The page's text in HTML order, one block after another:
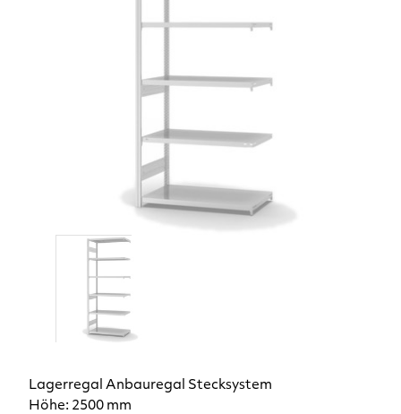
Lagerregal Anbauregal Stecksystem
Höhe: 2500 mm